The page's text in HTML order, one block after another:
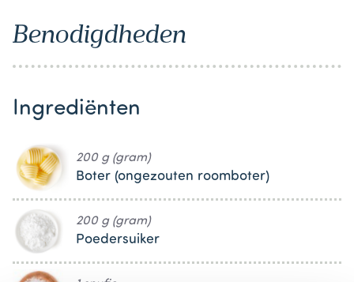
Benodigdheden
Ingrediënten
200 g (gram)
Boter (ongezouten roomboter)
200 g (gram)
Poedersuiker